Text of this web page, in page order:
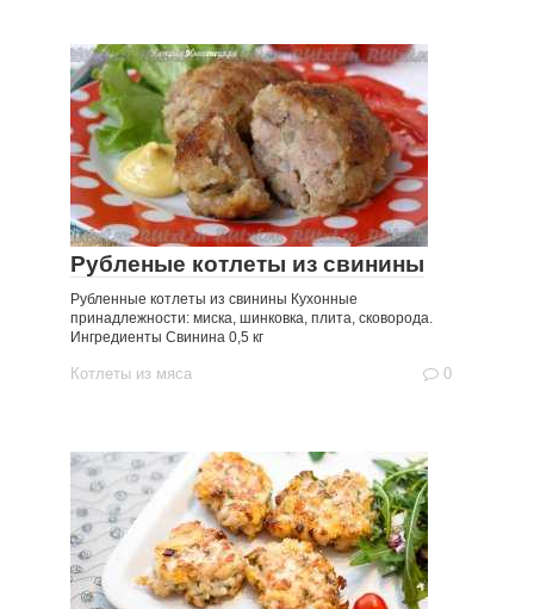
Рубленые котлеты из свинины
Рубленные котлеты из свинины Кухонные
принадлежности: миска, шинковка, плита, сковорода.
Ингредиенты Свинина 0,5 кг
Котлеты из мяса 0